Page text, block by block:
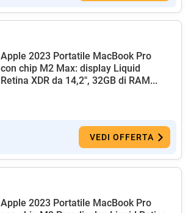
Apple 2023 Portatile MacBook Pro
con chip M2 Max: display Liquid
Retina XDR da 14,2", 32GB di RAM...
VEDI OFFERTA
Apple 2023 Portatile MacBook Pro